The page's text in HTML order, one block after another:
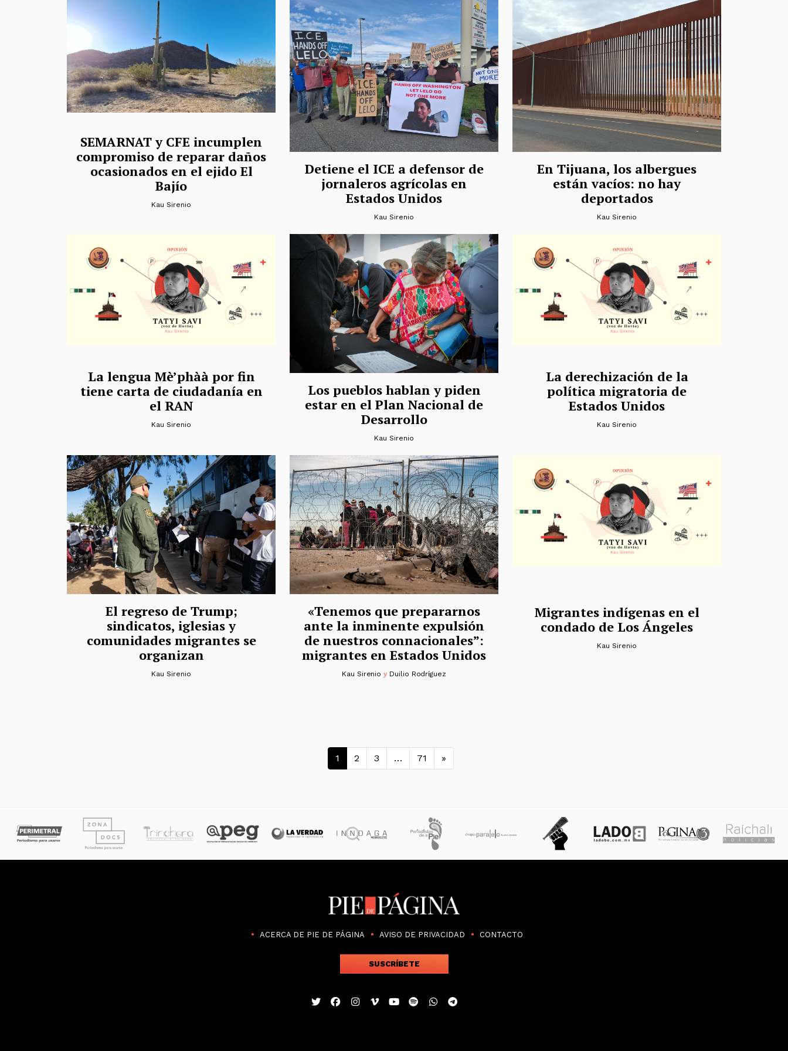
SEMARNAT y CFE incumplen
compromiso de reparar daños
ocasionados en el ejido El
Bajío
Kau Sirenio
Detiene el ICE a defensor de
jornaleros agrícolas en
Estados Unidos
Kau Sirenio
En Tijuana, los albergues
están vacíos: no hay
deportados
Kau Sirenio
La lengua Mè’phàà por fin
tiene carta de ciudadanía en
el RAN
Kau Sirenio
Los pueblos hablan y piden
estar en el Plan Nacional de
Desarrollo
Kau Sirenio
La derechización de la
política migratoria de
Estados Unidos
Kau Sirenio
El regreso de Trump;
sindicatos, iglesias y
comunidades migrantes se
organizan
Kau Sirenio
«Tenemos que prepararnos
ante la inminente expulsión
de nuestros connacionales”:
migrantes en Estados Unidos
Kau Sirenio y Duilio Rodríguez
Migrantes indígenas en el
condado de Los Ángeles
Kau Sirenio
Navegación de entradas
1 2 3 … 71 »
ACERCA DE PIE DE PÁGINA AVISO DE PRIVACIDAD CONTACTO
SUSCRÍBETE